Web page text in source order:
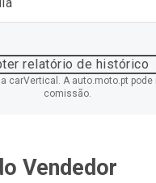
relatório de histórico
carVertical. A auto.moto.pt pode
comissão.
Vendedor